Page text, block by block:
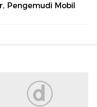
Pengemudi Mobil